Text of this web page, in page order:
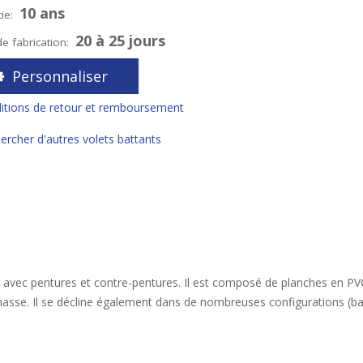
10 ans
fabrication: 20 à 25 jours
Personnaliser
de retour et remboursement
d'autres volets battants
pentures et contre-pentures. Il est composé de planches en
Il se décline également dans de nombreuses configurations